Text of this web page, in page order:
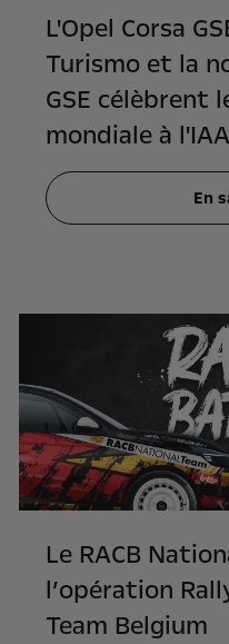
L'Opel Corsa
Turismo et la
GSE célèbrent
mondiale à
En
Le RACB
l’opération
Team Belgium